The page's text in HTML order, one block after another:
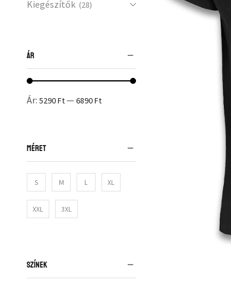
Kiegészítők (28)
ÁR
Ár: 5290 Ft— 6890 Ft
MÉRET
S M L XL
XXL 3XL
SZÍNEK